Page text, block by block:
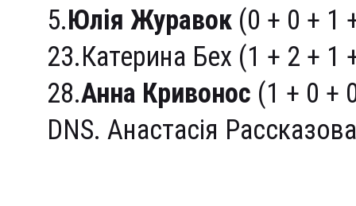
5.Юлія Журавок (0 + 0 + 1
23.Катерина Бех (1 + 2 + 1
28.Анна Кривонос (1 + 0 +
DNS. Анастасія Рассказова